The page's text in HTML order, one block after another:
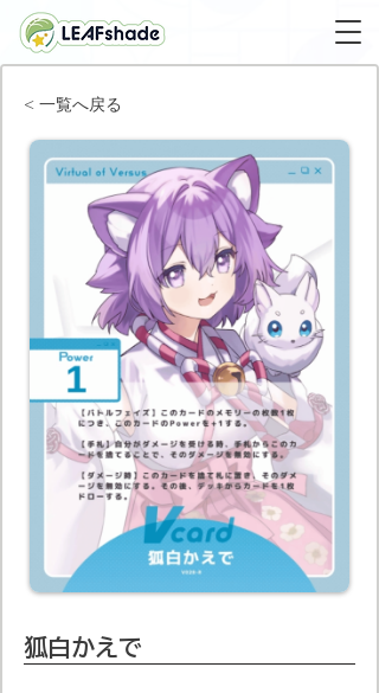
狐白かえで
< 一覧へ戻る